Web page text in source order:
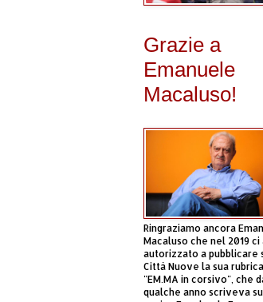
Grazie a
Emanuele
Macaluso!
Ringraziamo ancora
Macaluso che nel 2019
autorizzato a pubblicare
Città Nuove la sua rubrica
"EM.MA in corsivo", che
qualche anno scriveva